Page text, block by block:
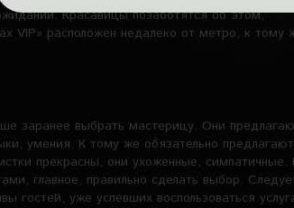
Красавицы позаботятся об этом,
VIP» расположен недалеко от метро, к тому
заранее выбрать мастерицу. Они
умения. К тому же обязательно
прекрасны, они ухоженные,
главное, правильно сделать выбор.
гостей, уже успевших воспользоваться